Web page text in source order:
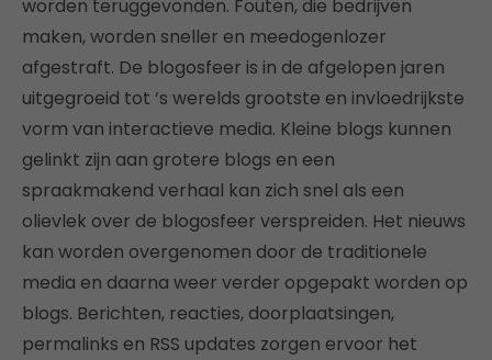
worden teruggevonden. Fouten, die bedrijven
maken, worden sneller en meedogenlozer
afgestraft. De blogosfeer is in de afgelopen jaren
uitgegroeid tot ‘s werelds grootste en invloedrijkste
vorm van interactieve media. Kleine blogs kunnen
gelinkt zijn aan grotere blogs en een
spraakmakend verhaal kan zich snel als een
olievlek over de blogosfeer verspreiden. Het nieuws
kan worden overgenomen door de traditionele
media en daarna weer verder opgepakt worden op
blogs. Berichten, reacties, doorplaatsingen,
permalinks en RSS updates zorgen ervoor het